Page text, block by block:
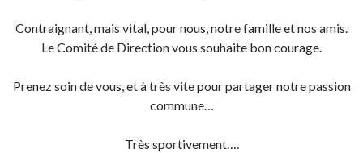
Contraignant, mais vital, pour nous, notre famille et nos amis.
Le Comité de Direction vous souhaite bon courage.
Prenez soin de vous, et à très vite pour partager notre passion
commune…
Très sportivement….